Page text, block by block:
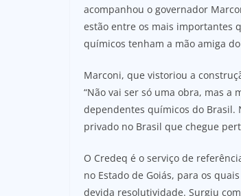
acompanhou o governador
estão entre os mais importantes
químicos tenham a mão amiga
Marconi, que vistoriou a
“Não vai ser só uma obra, mas
dependentes químicos do
privado no Brasil que chegue
O Credeq é o serviço de
no Estado de Goiás, para os
devida resolutividade. Surgiu